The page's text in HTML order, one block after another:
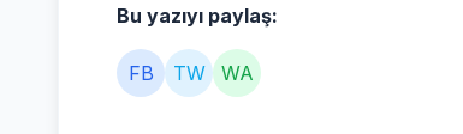
Bu yazıyı paylaş:
FB TW WA